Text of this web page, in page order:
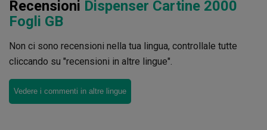
Recensioni Dispenser Cartine 2000
Fogli GB
Non ci sono recensioni nella tua lingua, controllale tutte
cliccando su "recensioni in altre lingue".
Vedere i commenti in altre lingue